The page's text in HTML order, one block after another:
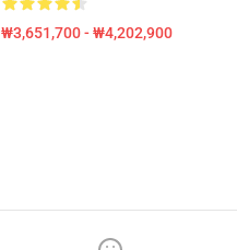
₩3,651,700 - ₩4,202,900